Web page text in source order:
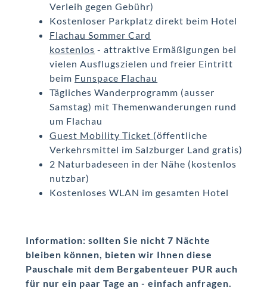
Verleih gegen Gebühr)
Kostenloser Parkplatz direkt beim Hotel
Flachau Sommer Card
kostenlos - attraktive Ermäßigungen bei
vielen Ausflugszielen und freier Eintritt
beim Funspace Flachau
Tägliches Wanderprogramm (ausser
Samstag) mit Themenwanderungen rund
um Flachau
Guest Mobility Ticket (öffentliche
Verkehrsmittel im Salzburger Land gratis)
2 Naturbadeseen in der Nähe (kostenlos
nutzbar)
Kostenloses WLAN im gesamten Hotel
Information: sollten Sie nicht 7 Nächte
bleiben können, bieten wir Ihnen diese
Pauschale mit dem Bergabenteuer PUR auch
für nur ein paar Tage an - einfach anfragen.